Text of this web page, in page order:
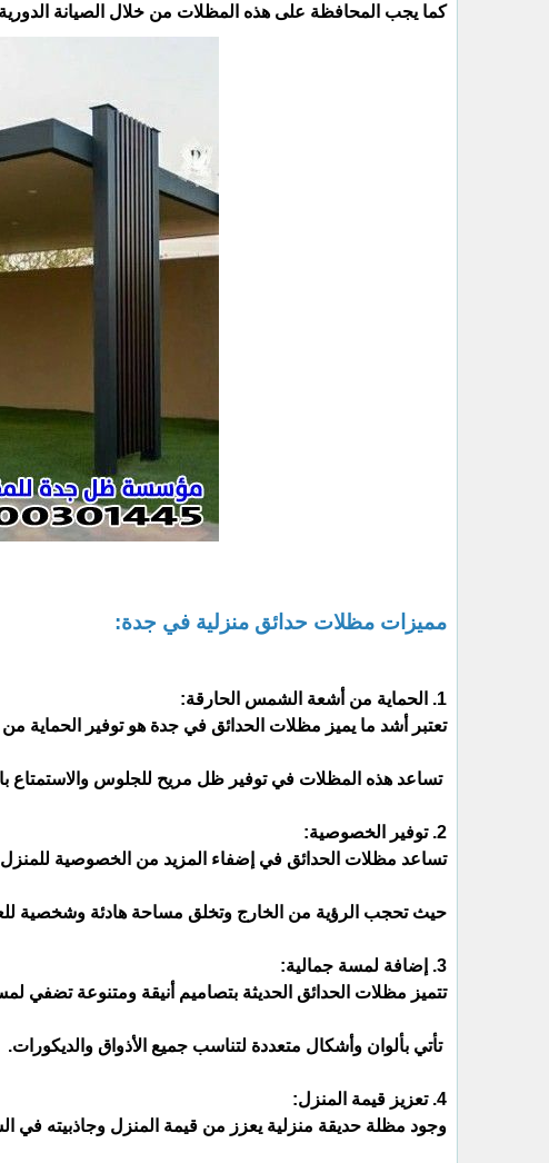
كما يجب المحافظة على هذه المظلات من خلال الصيانة
مميزات مظلات حدائق منزلية في جدة:
1. الحماية من أشعة الشمس الحارقة:
تعتبر أشد ما يميز مظلات الحدائق في جدة هو توفير الحماية
تساعد هذه المظلات في توفير ظل مريح للجلوس والاستمتاع
2. توفير الخصوصية:
تساعد مظلات الحدائق في إضفاء المزيد من الخصوصية للمنزل
حيث تحجب الرؤية من الخارج وتخلق مساحة هادئة وشخصية
3. إضافة لمسة جمالية:
تتميز مظلات الحدائق الحديثة بتصاميم أنيقة ومتنوعة تضفي
تأتي بألوان وأشكال متعددة لتناسب جميع الأذواق والديكورات.
4. تعزيز قيمة المنزل:
وجود مظلة حديقة منزلية يعزز من قيمة المنزل وجاذبيته في